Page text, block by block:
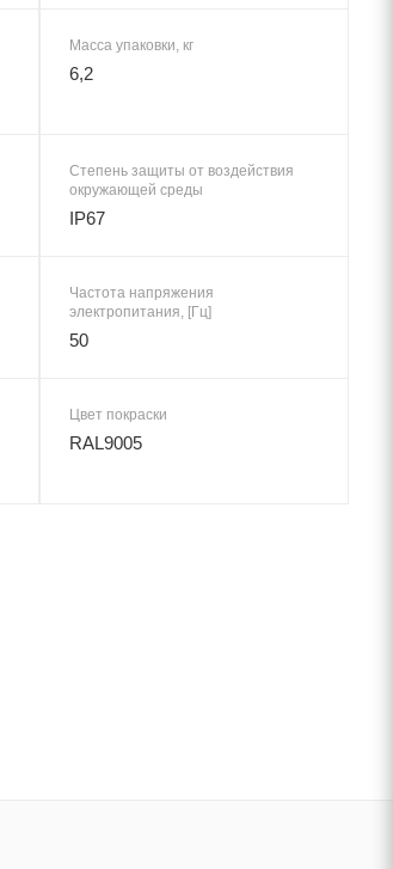
Масса упаковки, кг
6,2
Степень защиты от воздействия
окружающей среды
IP67
Частота напряжения
электропитания, [Гц]
50
Цвет покраски
RAL9005